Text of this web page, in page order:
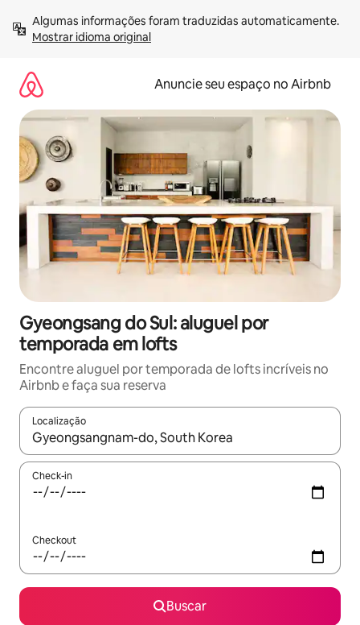
para
Mostrar idioma original
Anuncie seu espaço no Airbnb
Gyeongsang do Sul: aluguel por
temporada em lofts
Encontre aluguel por temporada de lofts incríveis no
Airbnb e faça sua reserva
Localização
Quando os resultados estiverem disponíveis, explore-os
Check-in
Checkout
Buscar